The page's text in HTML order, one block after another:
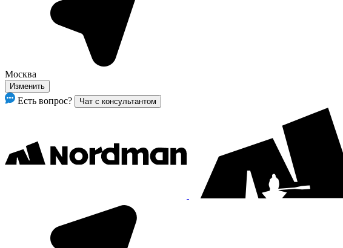
Москва
Изменить
Есть вопрос? Чат с консультантом